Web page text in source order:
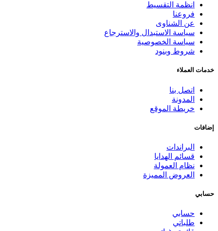
انظمة التقسيط
فروعنا
عن الشناوى
سياسة الاستبدال والاسترجاع
سياسة الخصوصية
شروط وبنود
خدمات العملاء
اتصل بنا
المدونة
خريطة الموقع
إضافات
البراندات
قسائم الهدايا
نظام العمولة
العروض المميزة
حسابي
حسابي
طلباتي